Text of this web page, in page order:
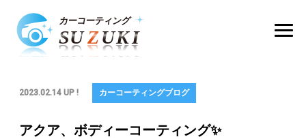
2023.02.14 UP ! カーコーティングブログ
アクア、ボディーコーティング✨